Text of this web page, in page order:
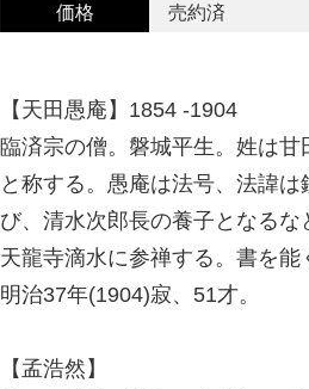
価格 売約済
【天田愚庵】1854 -1904
臨済宗の僧。磐城平生。姓は
と称する。愚庵は法号、法諱
び、清水次郎長の養子となる
天龍寺滴水に参禅する。書を能
明治37年(1904)寂、51才。
【孟浩然】